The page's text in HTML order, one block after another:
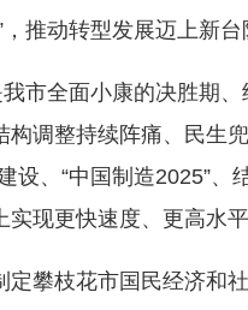
推动转型发展迈上新台
全面小康的决胜期、
构调整持续阵痛、民生
设、“中国制造2025”
实现更快速度、更高水
枝花市国民经济和社